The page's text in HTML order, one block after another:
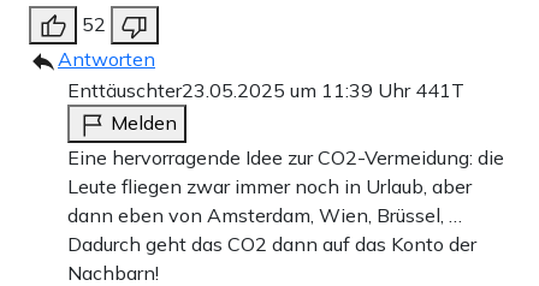
52
Antworten
Enttäuschter23.05.2025 um 11:39 Uhr 441T
Melden
Eine hervorragende Idee zur CO2-Vermeidung: die
Leute fliegen zwar immer noch in Urlaub, aber
dann eben von Amsterdam, Wien, Brüssel, …
Dadurch geht das CO2 dann auf das Konto der
Nachbarn!